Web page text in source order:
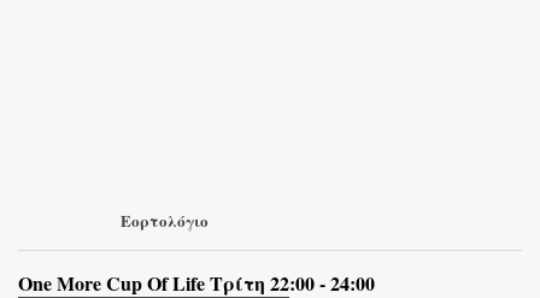
Εορτολόγιο
One More Cup Of Life Τρίτη 22:00 - 24:00